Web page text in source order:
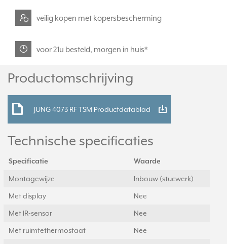
veilig kopen met kopersbescherming
voor 21u besteld, morgen in huis*
Productomschrijving
JUNG 4073 RF TSM Productdatablad
Technische specificaties
Specificatie Waarde
Montagewijze Inbouw (stucwerk)
Met display Nee
Met IR-sensor Nee
Met ruimtethermostaat Nee